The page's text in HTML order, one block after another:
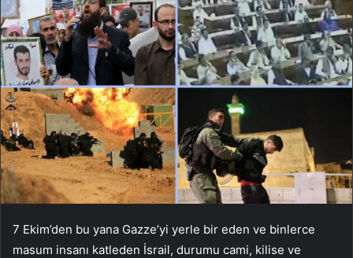
7 Ekim’den bu yana Gazze’yi yerle bir eden ve binlerce
masum insanı katleden İsrail, durumu cami, kilise ve